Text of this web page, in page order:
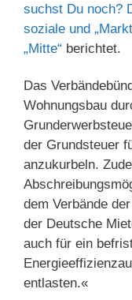
suchst Du noch?
soziale und
„Mitte“ berichtet.
Das
Wohnungsbau
der Grundsteuer
anzukurbeln.
dem Verbände
der Deutsche
auch für ein
entlasten.«